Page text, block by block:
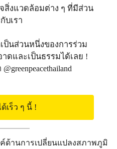
สิ่งแวดล้อมต่าง ๆ ที่มีส่วน
บเรา
ป็นส่วนหนึ่งของการร่วม
ดและเป็นธรรมได้เลย !
เร็ว ๆ นี้ !